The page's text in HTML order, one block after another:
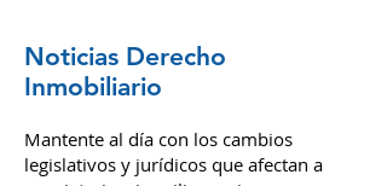
Inmobiliario